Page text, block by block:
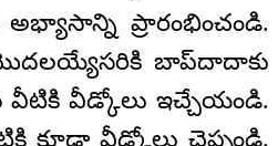
ప్రారంభించండి.
బాప్‌దాదాకు
వీటికి వీడ్కోలు ఇచ్చేయండి.
కూడా వీడ్కోలు చెప్పండి.